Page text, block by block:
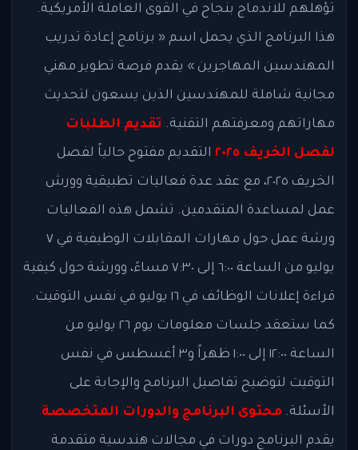
تؤهلهم للاندماج بنجاح في القوى العاملة الأمريكية.
هذا البرنامج الذي يحمل اسم « برنامج إعادة تدريب
المهندسين المهاجرين » يقدم فرصة تطوير مهني
مجانية شاملة للمهندسين الذين يسعون لتحديث
مهاراتهم ومعرفتهم التقنية. تقديم الطلبات
لفصل الخريف ٢٠٢٥
التقديم مفتوح حالياً لفصل
الخريف ٢٠٢٥، مع عقد عدة فعاليات تطبيقية وورش
عمل لمساعدة المتقدمين. تشمل هذه الفعاليات
ورشة عمل حول مهارات المقابلات الوظيفية في ٧
يوليو من الساعة ٦:٠٠ إلى ٧:٣٠ مساءً، وورشة حول كيفية
قراءة إعلانات الوظائف في ١٦ يوليو في نفس التوقيت.
كما ستعقد جلسات معلومات يوم ٢٦ يوليو من
الساعة ١٢:٠٠ إلى ١:٠٠ ظهراً و٣ أغسطس في نفس
التوقيت لتوضيح تفاصيل البرنامج والإجابة على
الأسئلة. محتوى البرنامج والدورات المتخصصة
يقدم البرنامج دورات في مجالات هندسية متقدمة